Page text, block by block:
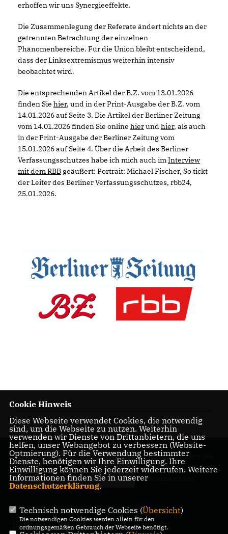
erhoffen wir uns Synergieeffekte.
Die Zusammenlegung der Referate ändert nichts an der
getrennten Betrachtung der einzelnen
Phänomenbereiche. Für die Union bleibt entscheidend,
dass der Linksextremismus weiterhin intensiv
beobachtet wird.
Die entsprechenden Artikel der B.Z. vom 13.01.2026
finden Sie hier, und in der Print-Ausgabe der B.Z. vom
14.01.2026 auf Seite 3. Die Artikel der Berliner Zeitung
vom 14.01.2026 finden Sie online hierund hier, als auch
in der Print-Ausgabe der Berliner Zeitung vom
15.01.2026 auf Seite 4. Über die Arbeit des Berliner
Verfassungsschutzes habe ich mich auch imInterview
mit dem RBB geäußert: Portrait: Michael Fischer, So tickt
der Leiter des Berliner Verfassungsschutzes, rbb24,
25.01.2026.
19.01.2026
Der Abgeordnete des
Pankower Wahlkreis
6 stellt sich vor.
IMPRESSUM DATENSCHUTZ KONTAKT
Cookie Hinweis
Diese Webseite verwendet Cookies, die notwendig
sind, um die Webseite zu nutzen. Weiterhin
verwenden wir Dienste von Drittanbietern, die uns
helfen, unser Webangebot zu verbessern (Website-
Optmierung). Für die Verwendung bestimmter
Dienste, benötigen wir Ihre Einwilligung. Ihre
Einwilligung können Sie jederzeit widerrufen. Weitere
Informationen finden Sie in unserer
Datenschutzerklärung.
Technisch notwendige Cookies (Übersicht)
Die notwendigen Cookies werden allein für den
ordnungsgemäßen Gebrauch der Webseite benötigt.